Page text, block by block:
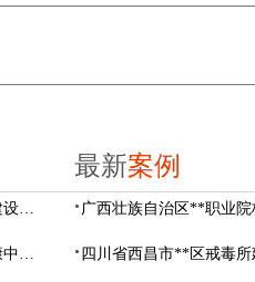
恭贺上海市**社区心理服务中心建设项目由阳光心健代理商中标
恭贺上海市**大学**学院心理健康中心建设项目由阳光心健代理商中标
最新案例